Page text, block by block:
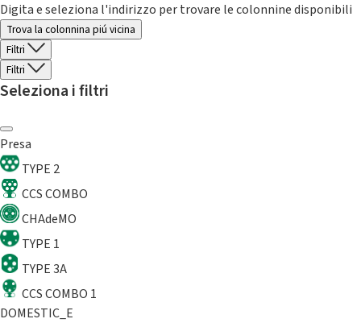
Digita e seleziona l'indirizzo per trovare le colonnine disponibili
Trova la colonnina piú vicina
Filtri
Filtri
Seleziona i filtri
Presa
TYPE 2
CCS COMBO
CHAdeMO
TYPE 1
TYPE 3A
CCS COMBO 1
DOMESTIC_E